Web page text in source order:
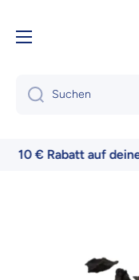
Suchen
10 € Rabatt auf